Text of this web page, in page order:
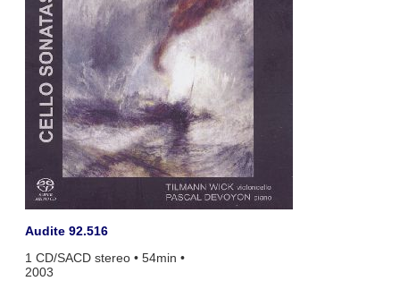
Audite 92.516
1 CD/SACD stereo • 54min •
2003